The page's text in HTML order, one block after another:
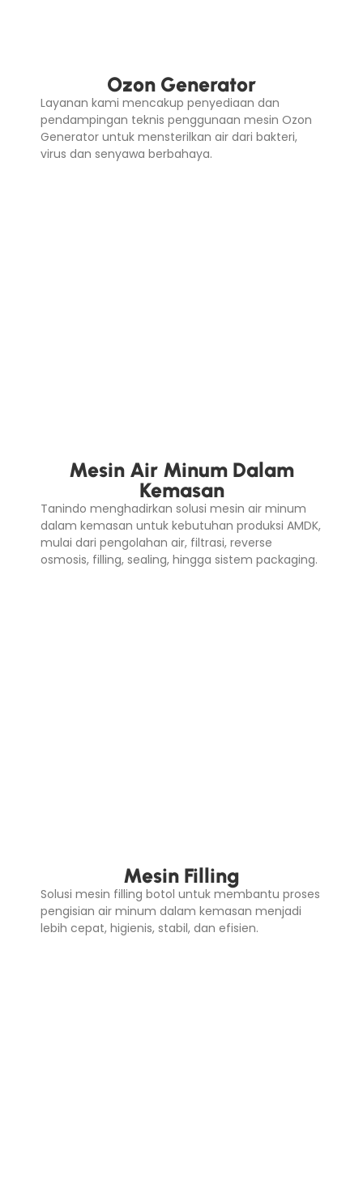
Ozon Generator
Layanan kami mencakup penyediaan dan
pendampingan teknis penggunaan mesin Ozon
Generator untuk mensterilkan air dari bakteri,
virus dan senyawa berbahaya.
Mesin Air Minum Dalam
Kemasan
Tanindo menghadirkan solusi mesin air minum
dalam kemasan untuk kebutuhan produksi AMDK,
mulai dari pengolahan air, filtrasi, reverse
osmosis, filling, sealing, hingga sistem packaging.
Mesin Filling
Solusi mesin filling botol untuk membantu proses
pengisian air minum dalam kemasan menjadi
lebih cepat, higienis, stabil, dan efisien.